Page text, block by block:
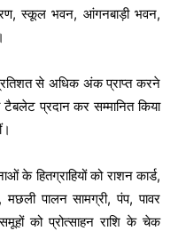
स्कूल भवन, आंगनबाड़ी भवन,
प्रतिशत से अधिक अंक प्राप्त करने
टैबलेट प्रदान कर सम्मानित किया
के हितग्राहियों को राशन कार्ड,
पालन सामग्री, पंप, पावर
को प्रोत्साहन राशि के चेक